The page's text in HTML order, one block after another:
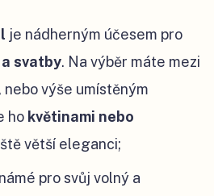
je nádherným účesem pro
svatby. Na výběr máte mezi
nebo výše umístěným
ho květinami nebo
větší eleganci;
pro svůj volný a